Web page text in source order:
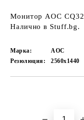
Монитор AOC
Налично в Stuff.bg.
Марка:
AOC
Резюлюция:
2560x1440